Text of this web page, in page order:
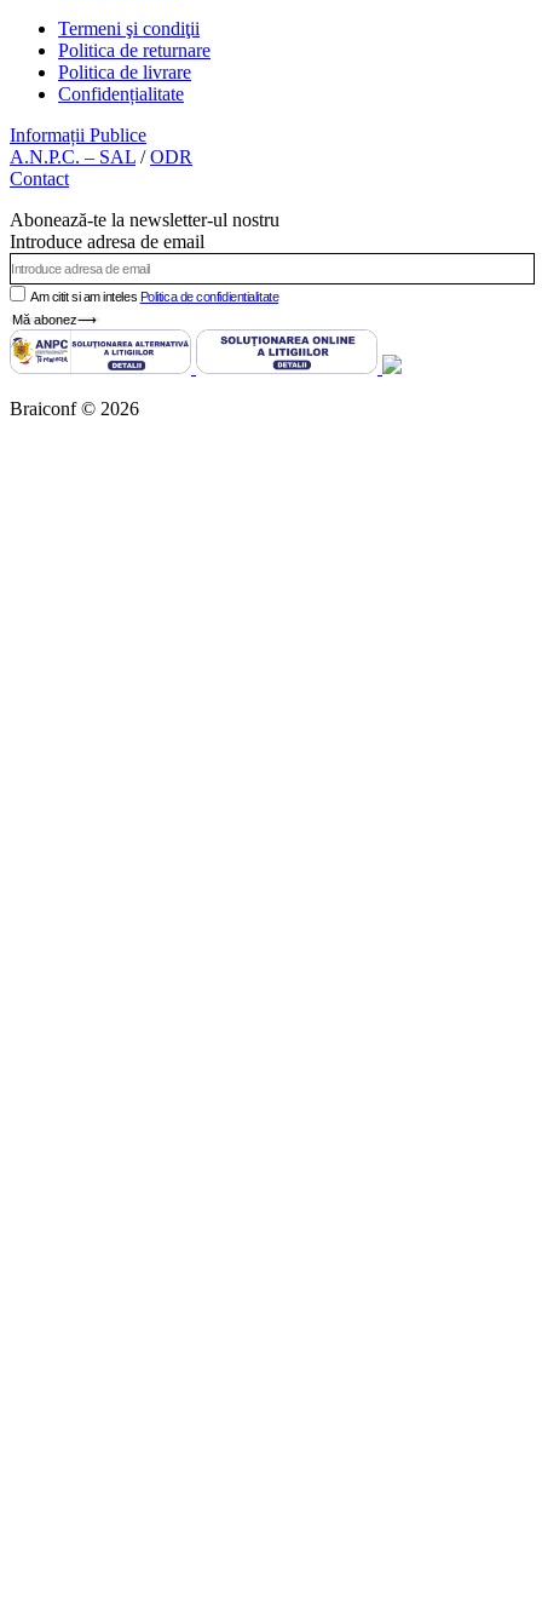
Termeni şi condiţii
Politica de returnare
Politica de livrare
Confidențialitate
Informații Publice
A.N.P.C. – SAL /ODR
Contact
Abonează-te la newsletter-ul nostru
Introduce adresa de email
Am citit si am inteles Politica de confidientialitate
Mă abonez⟶
Braiconf © 2026